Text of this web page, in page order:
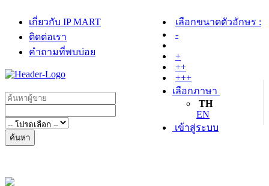
เกี่ยวกับ IP MART
ติดต่อเรา
คำถามที่พบบ่อย
เลือกขนาดตัวอักษร :
-
+
++
+++
เลือกภาษา
TH
EN
เข้าสู่ระบบ
ค้นหา